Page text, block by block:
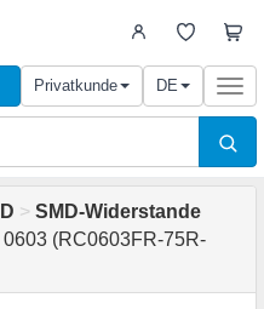
Privatkunde DE
> SMD-Widerstande
(RC0603FR-75R-